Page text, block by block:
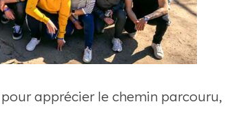
apprécier le chemin parcouru,